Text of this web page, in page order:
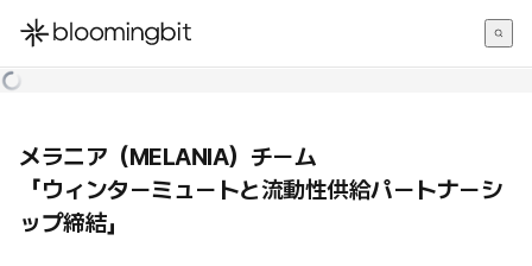
한국어
メラニア（MELANIA）チーム
「ウィンターミュートと流動性供給パートナーシ
ップ締結」